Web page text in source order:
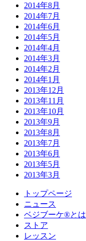
2014年8月
2014年7月
2014年6月
2014年5月
2014年4月
2014年3月
2014年2月
2014年1月
2013年12月
2013年11月
2013年10月
2013年9月
2013年8月
2013年7月
2013年6月
2013年5月
2013年3月
トップページ
ニュース
ベジブーケ®とは
ストア
レッスン